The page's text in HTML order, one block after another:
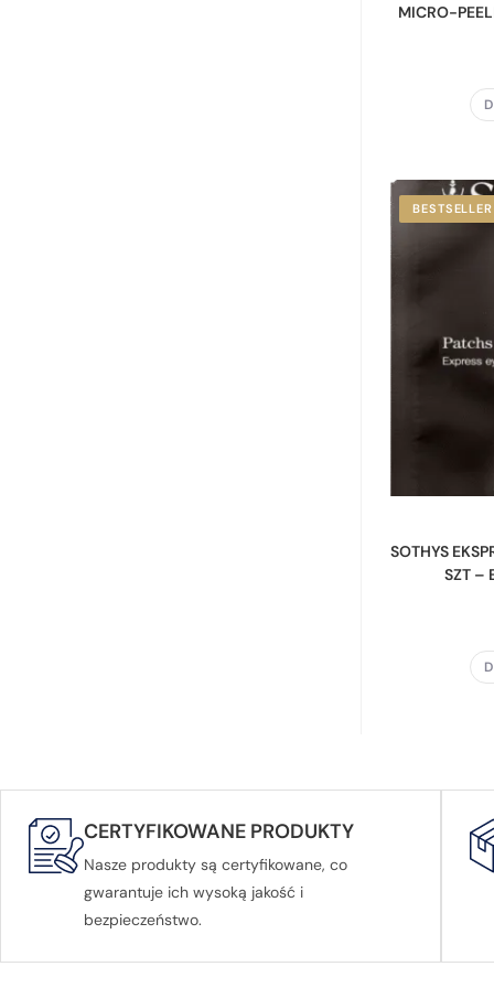
MICRO-
BESTSELLER
SOTHYS
SZT –
CERTYFIKOWANE PRODUKTY
Nasze produkty są certyfikowane, co
gwarantuje ich wysoką jakość i
bezpieczeństwo.